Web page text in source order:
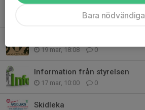
Tack Tommy
13
19 mar, 18:08 0
Information från styrelsen
17 mar, 10:00 0
Skidleka
Bara nödvändiga